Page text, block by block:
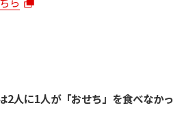
2人に1人が「おせち」を食べなかっ